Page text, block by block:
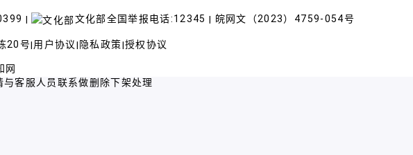
| 文化部全国举报电话:12345 | 皖网文（2023）4759-054号
20号| 用户协议 | 隐私政策|授权协议
网
客服人员联系做删除下架处理